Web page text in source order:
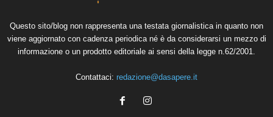
Questo sito/blog non rappresenta una testata giornalistica in quanto non
viene aggiornato con cadenza periodica né è da considerarsi un mezzo di
informazione o un prodotto editoriale ai sensi della legge n.62/2001.
Contattaci: redazione@dasapere.it